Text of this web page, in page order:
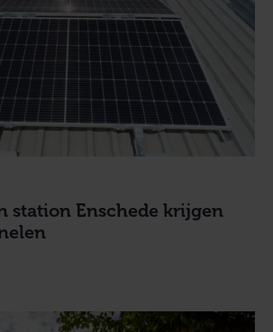
station Enschede krijgen